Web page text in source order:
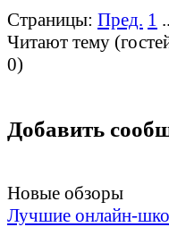
Страницы: Пред. 1
Читают тему
0)
Добавить
Новые обзоры
Лучшие онлайн-